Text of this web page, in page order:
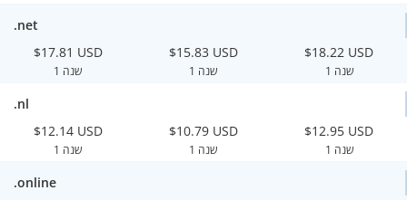
.net
$17.81 USD
1 שנה
$15.83 USD
1 שנה
$18.22 USD
1 שנה
.nl
$12.14 USD
1 שנה
$10.79 USD
1 שנה
$12.95 USD
1 שנה
.online